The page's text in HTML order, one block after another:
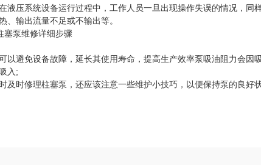
压系统设备运行过程中，工作人员一旦出现操作失误的情况，同
输出流量不足或不输出等。
避免设备故障，延长其使用寿命，提高生产效率泵吸油阻力会因
入;
时修理柱塞泵，还应该注意一些维护小技巧，以便保持泵的良好